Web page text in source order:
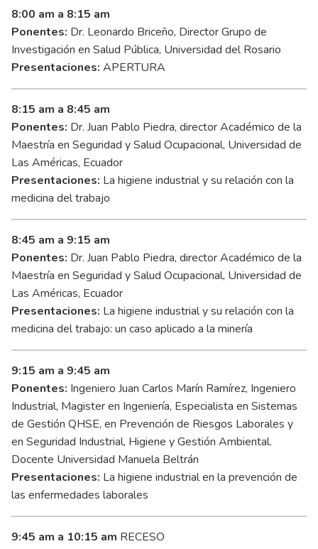
8:00 am a 8:15 am​
Ponentes: Dr. Leonardo Briceño, Director Grupo de
Investigación en Salud Pública, Universidad del Rosario
Presentaciones: APERTURA
8:15 am a 8:45 am
Ponentes: Dr. Juan Pablo Piedra, director Académico de la
Maestría en Seguridad y Salud Ocupacional, Universidad de
Las Américas, Ecuador
Presentaciones: La higiene industrial y su relación con la
medicina del trabajo
8:45 am a 9:15 am
Ponentes: Dr. Juan Pablo Piedra, director Académico de la
Maestría en Seguridad y Salud Ocupacional, Universidad de
Las Américas, Ecuador
Presentaciones: La higiene industrial y su relación con la
medicina del trabajo: un caso aplicado a la minería
9:15 am a 9:45 am
Ponentes: Ingeniero Juan Carlos Marín Ramírez, Ingeniero
Industrial, Magister en Ingeniería, Especialista en Sistemas
de Gestión QHSE, en Prevención de Riesgos Laborales y
en Seguridad Industrial, Higiene y Gestión Ambiental.
Docente Universidad Manuela Beltrán
Presentaciones: La higiene industrial en la prevención de
las enfermedades laborales
9:45 am a 10:15 am RECESO